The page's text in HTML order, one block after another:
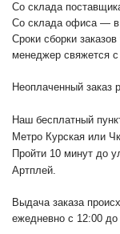
Со склада
Со склада офиса — в
Сроки сборки
менеджер свяжется
Неоплаченный заказ
Наш бесплатный
Метро Курская или
Пройти 10 минут до
Артплей.
Выдача заказа
ежедневно с 12:00 до